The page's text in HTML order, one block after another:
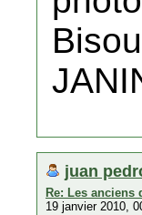
juan
Re: Les anciens
19 janvier 2010,